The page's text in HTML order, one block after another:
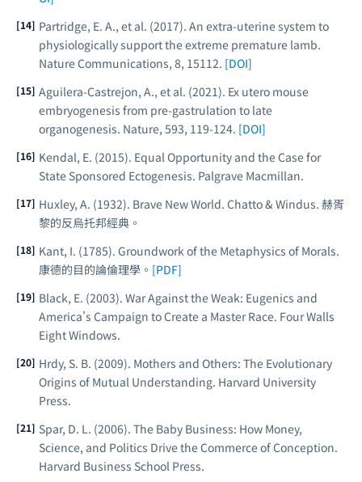
Partridge, E. A., et al. (2017). An extra-uterine system to
physiologically support the extreme premature lamb.
Nature Communications, 8, 15112. [DOI]
Aguilera-Castrejon, A., et al. (2021). Ex utero mouse
embryogenesis from pre-gastrulation to late
organogenesis. Nature, 593, 119-124. [DOI]
Kendal, E. (2015). Equal Opportunity and the Case for
State Sponsored Ectogenesis. Palgrave Macmillan.
Huxley, A. (1932). Brave New World. Chatto & Windus. 赫胥
黎的反烏托邦經典。
Kant, I. (1785). Groundwork of the Metaphysics of Morals.
康德的目的論倫理學。 [PDF]
Black, E. (2003). War Against the Weak: Eugenics and
America's Campaign to Create a Master Race. Four Walls
Eight Windows.
Hrdy, S. B. (2009). Mothers and Others: The Evolutionary
Origins of Mutual Understanding. Harvard University
Press.
Spar, D. L. (2006). The Baby Business: How Money,
Science, and Politics Drive the Commerce of Conception.
Harvard Business School Press.